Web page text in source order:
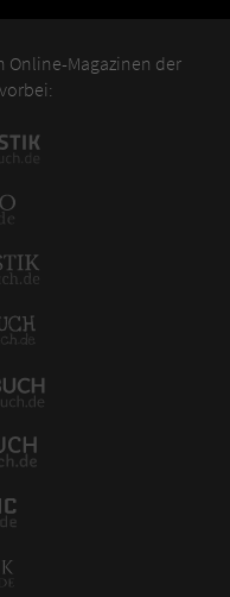
Online-Magazinen der